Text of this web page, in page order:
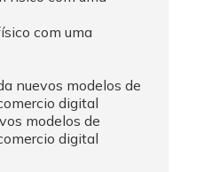
com uma
modelos de
digital